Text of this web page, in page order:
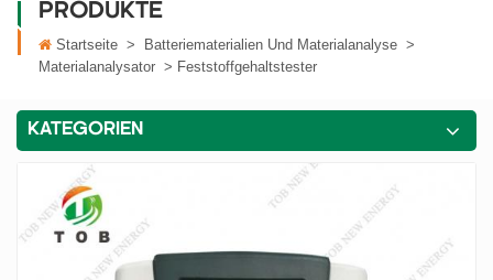
PRODUKTE
Startseite > Batteriematerialien Und Materialanalyse >
Materialanalysator > Feststoffgehaltstester
KATEGORIEN